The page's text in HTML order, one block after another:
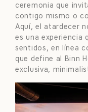
ceremonia que
contigo mismo o
Aquí, el atardecer
es una experiencia
sentidos, en línea
que define al Binn
exclusiva,